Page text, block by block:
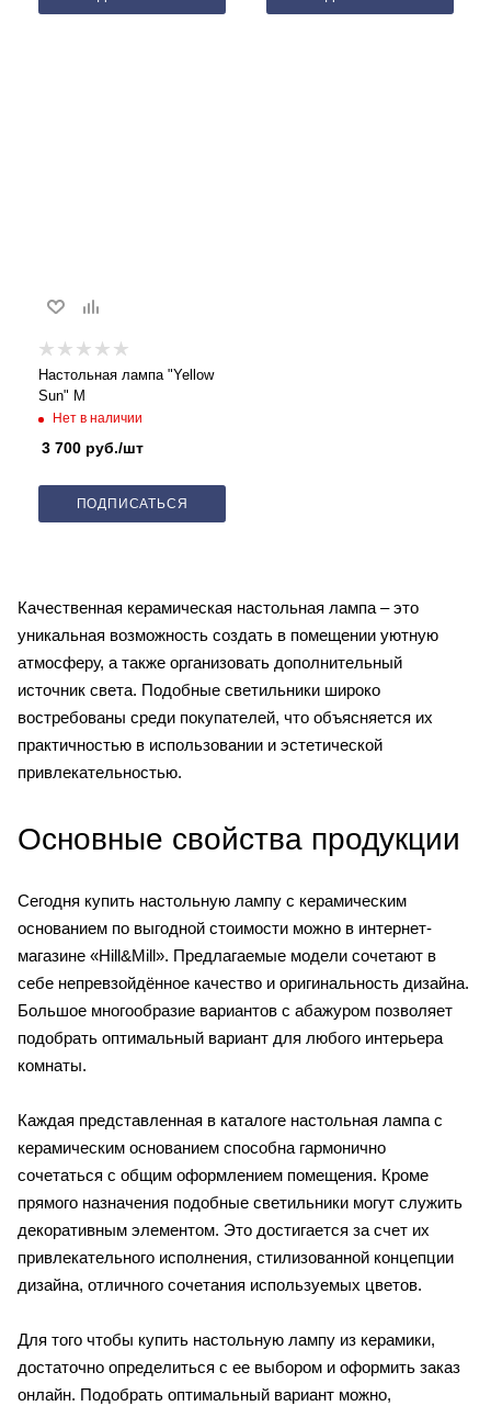
Настольная лампа "Yellow
Sun" M
Нет в наличии
3 700 руб./шт
ПОДПИСАТЬСЯ
Качественная керамическая настольная лампа – это
уникальная возможность создать в помещении уютную
атмосферу, а также организовать дополнительный
источник света. Подобные светильники широко
востребованы среди покупателей, что объясняется их
практичностью в использовании и эстетической
привлекательностью.
Основные свойства продукции
Сегодня купить настольную лампу с керамическим
основанием по выгодной стоимости можно в интернет-
магазине «Hill&Mill». Предлагаемые модели сочетают в
себе непревзойдённое качество и оригинальность дизайна.
Большое многообразие вариантов с абажуром позволяет
подобрать оптимальный вариант для любого интерьера
комнаты.
Каждая представленная в каталоге настольная лампа с
керамическим основанием способна гармонично
сочетаться с общим оформлением помещения. Кроме
прямого назначения подобные светильники могут служить
декоративным элементом. Это достигается за счет их
привлекательного исполнения, стилизованной концепции
дизайна, отличного сочетания используемых цветов.
Для того чтобы купить настольную лампу из керамики,
достаточно определиться с ее выбором и оформить заказ
онлайн. Подобрать оптимальный вариант можно,